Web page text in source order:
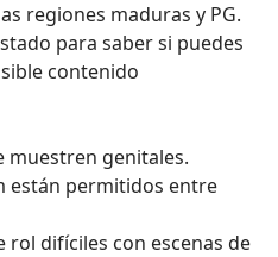
regiones maduras y PG.
para saber si puedes
contenido
muestren genitales.
están permitidos entre
rol difíciles con escenas de